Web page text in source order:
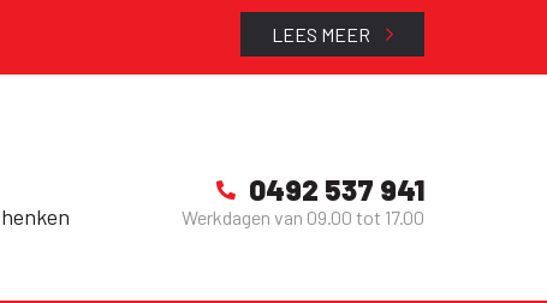
LEES MEER
0492 537 941
Werkdagen van 09.00 tot 17.00